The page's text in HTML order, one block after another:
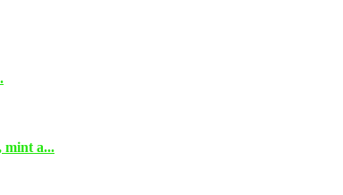
mint a...